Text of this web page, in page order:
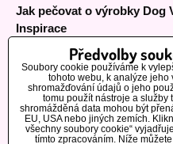
Jak pečovat o výrobky Dog
Inspirace
MOHLO BY VÁS ZAJÍMAT
Naši zákazníci
Předvolby
Soubory cookie používáme k
tohoto webu, k analýze jeho
shromažďování údajů o jeho
tomu použít nástroje a služby
shromážděná data mohou být
EU, USA nebo jiných zemích.
všechny soubory cookie“
tímto zpracováním. Níže